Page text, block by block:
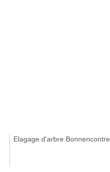
Elagage d'arbre Bonnencontre